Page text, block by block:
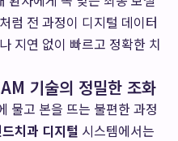
럼 전 과정이 디지털 데이터
지연 없이 빠르고 정확한 치
기술의 정밀한 조화
물고 본을 뜨는 불편한 과정
치과 디지털 시스템에서는